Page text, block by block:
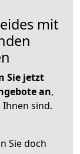
mit
Sie jetzt
an,
sind.
Sie doch